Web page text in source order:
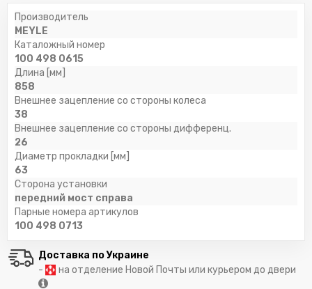
Производитель
MEYLE
Каталожный номер
100 498 0615
Длина [мм]
858
Внешнее зацепление со стороны колеса
38
Внешнее зацепление со стороны дифференц.
26
Диаметр прокладки [мм]
63
Сторона установки
передний мост справа
Парные номера артикулов
100 498 0713
Доставка по Украине
-
на отделение Новой Почты или курьером до двери